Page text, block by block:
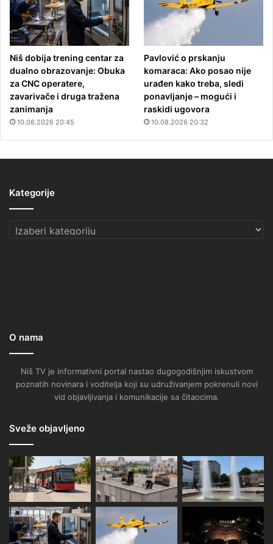
Niš dobija trening centar za
dualno obrazovanje: Obuka
za CNC operatere,
zavarivače i druga tražena
zanimanja
10.08.2026 20:45
Pavlović o prskanju
komaraca: Ako posao nije
urađen kako treba, sledi
ponavljanje – mogući i
raskidi ugovora
10.08.2026 20:32
Kategorije
Kategorije
O nama
Niš TV je informativni portal nastao dugogodišnjim iskustvom
poznatih novinara i voditelja koji su udruživanjem pokrenuli novi
vid objavljivanja i komunikacije sa čitaocima.
Sveže objavljeno